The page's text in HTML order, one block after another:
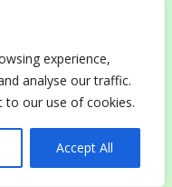
experience,
analyse our traffic.
to our use of cookies.
Accept All
при гостях!
рухлядь при
звучал